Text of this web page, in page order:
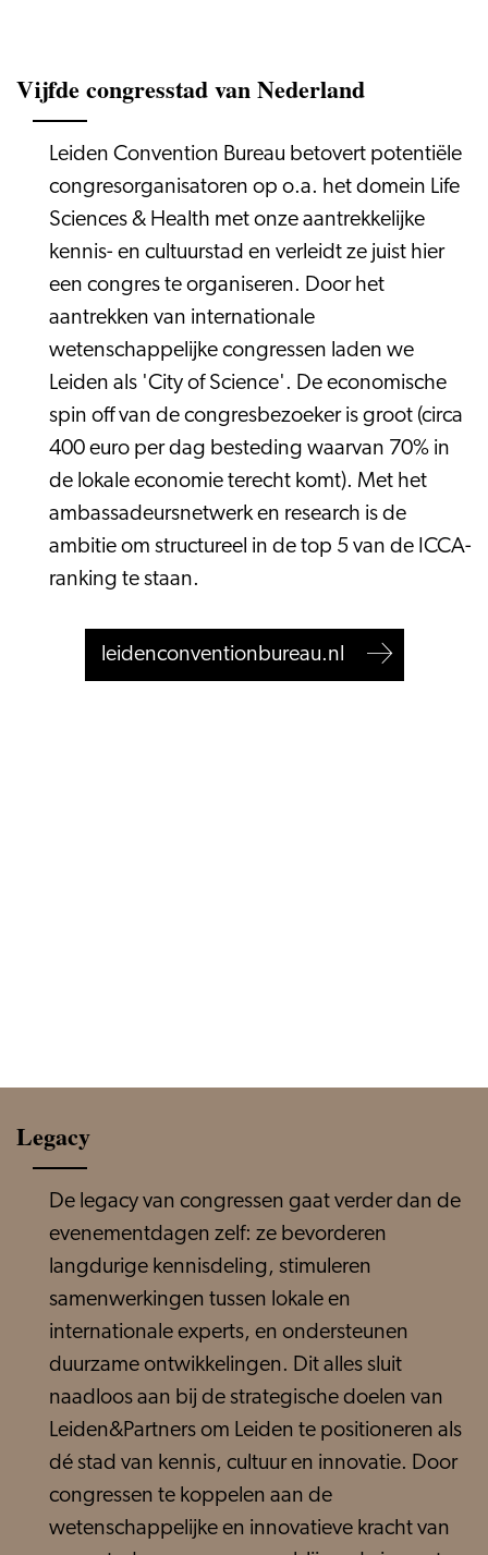
Vijfde congresstad van Nederland
Leiden Convention Bureau betovert potentiële
congresorganisatoren op o.a. het domein Life
Sciences & Health met onze aantrekkelijke
kennis- en cultuurstad en verleidt ze juist hier
een congres te organiseren. Door het
aantrekken van internationale
wetenschappelijke congressen laden we
Leiden als 'City of Science'. De economische
spin off van de congresbezoeker is groot (circa
400 euro per dag besteding waarvan 70% in
de lokale economie terecht komt). Met het
ambassadeursnetwerk en research is de
ambitie om structureel in de top 5 van de ICCA-
ranking te staan.
leidenconventionbureau.nl
Legacy
De legacy van congressen gaat verder dan de
evenementdagen zelf: ze bevorderen
langdurige kennisdeling, stimuleren
samenwerkingen tussen lokale en
internationale experts, en ondersteunen
duurzame ontwikkelingen. Dit alles sluit
naadloos aan bij de strategische doelen van
Leiden&Partners om Leiden te positioneren als
dé stad van kennis, cultuur en innovatie. Door
congressen te koppelen aan de
wetenschappelijke en innovatieve kracht van